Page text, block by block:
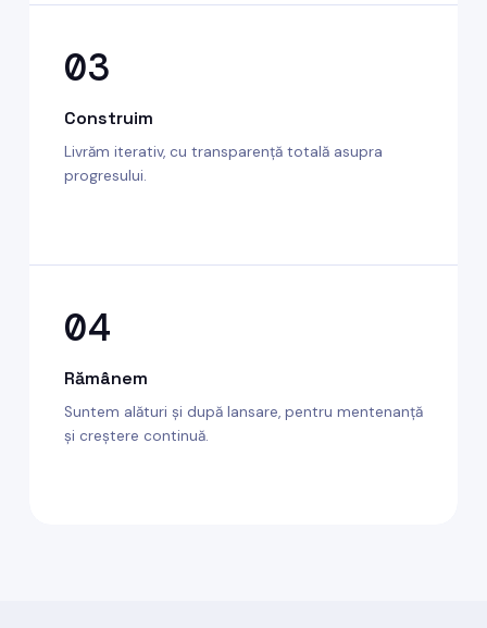
03
Construim
Livrăm iterativ, cu transparență totală asupra
progresului.
04
Rămânem
Suntem alături și după lansare, pentru mentenanță
și creștere continuă.